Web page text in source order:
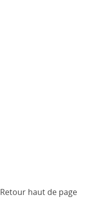
Retour haut de page